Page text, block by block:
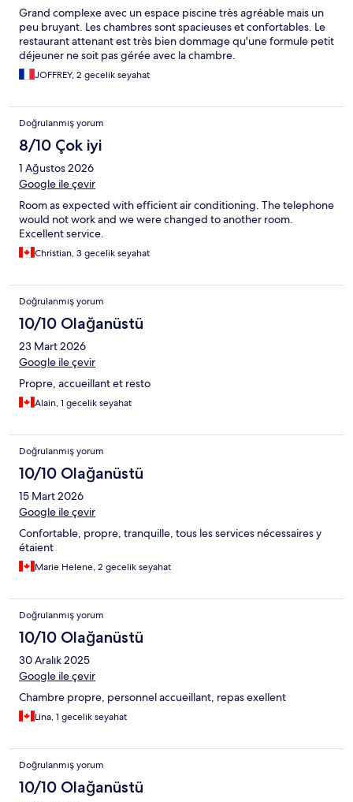
Grand complexe avec un espace piscine très agréable mais un
peu bruyant. Les chambres sont spacieuses et confortables. Le
restaurant attenant est très bien dommage qu'une formule petit
déjeuner ne soit pas gérée avec la chambre.
JOFFREY, 2 gecelik seyahat
Doğrulanmış yorum
8/10 Çok iyi
1 Ağustos 2026
Google ile çevir
Room as expected with efficient air conditioning. The telephone
would not work and we were changed to another room.
Excellent service.
Christian, 3 gecelik seyahat
Doğrulanmış yorum
10/10 Olağanüstü
23 Mart 2026
Google ile çevir
Propre, accueillant et resto
Alain, 1 gecelik seyahat
Doğrulanmış yorum
10/10 Olağanüstü
15 Mart 2026
Google ile çevir
Confortable, propre, tranquille, tous les services nécessaires y
étaient
Marie Helene, 2 gecelik seyahat
Doğrulanmış yorum
10/10 Olağanüstü
30 Aralık 2025
Google ile çevir
Chambre propre, personnel accueillant, repas exellent
Lina, 1 gecelik seyahat
Doğrulanmış yorum
10/10 Olağanüstü